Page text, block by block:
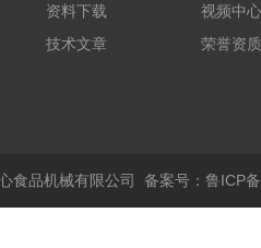
资料下载
技术文章
视频中心
荣誉资质
食品机械有限公司 备案号：鲁ICP